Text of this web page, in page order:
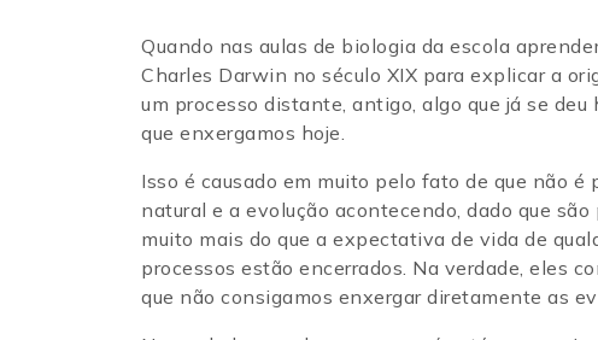
Quando nas aulas de biologia da escola
Charles Darwin no século XIX para explicar a
um processo distante, antigo, algo que já se
que enxergamos hoje.
Isso é causado em muito pelo fato de que não
natural e a evolução acontecendo, dado que
muito mais do que a expectativa de vida de
processos estão encerrados. Na verdade, eles
que não consigamos enxergar diretamente as